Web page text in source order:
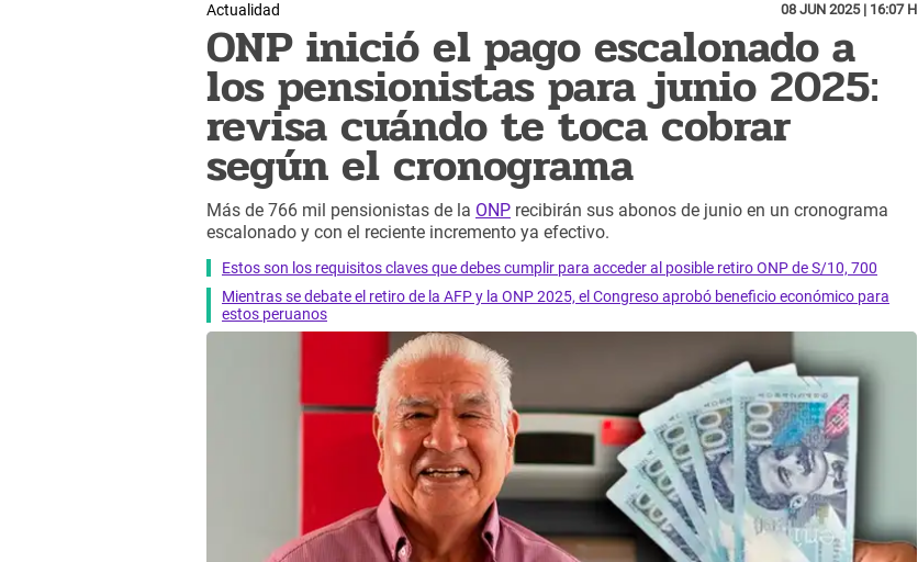
Actualidad 08 JUN 2025 | 16:07 H
ONP inició el pago escalonado a
los pensionistas para junio 2025:
revisa cuándo te toca cobrar
según el cronograma
Más de 766 mil pensionistas de la ONP recibirán sus abonos de junio en un cronograma
escalonado y con el reciente incremento ya efectivo.
Estos son los requisitos claves que debes cumplir para acceder al posible retiro ONP de S/10, 700
Mientras se debate el retiro de la AFP y la ONP 2025, el Congreso aprobó beneficio económico para
estos peruanos